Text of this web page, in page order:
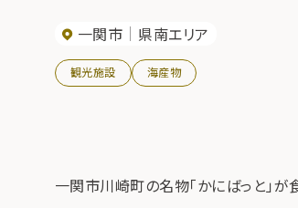
一関市 県南エリア
観光施設 海産物
一関市川崎町の名物「かにばっと」が